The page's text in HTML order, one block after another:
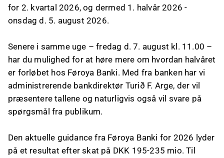
for 2. kvartal 2026, og dermed 1. halvår 2026 -
onsdag d. 5. august 2026.
Senere i samme uge – fredag d. 7. august kl. 11.00 –
har du mulighed for at høre mere om hvordan halvåret
er forløbet hos Føroya Banki. Med fra banken har vi
administrerende bankdirektør Turið F. Arge, der vil
præsentere tallene og naturligvis også vil svare på
spørgsmål fra publikum.
Den aktuelle guidance fra Føroya Banki for 2026 lyder
på et resultat efter skat på DKK 195-235 mio. Til